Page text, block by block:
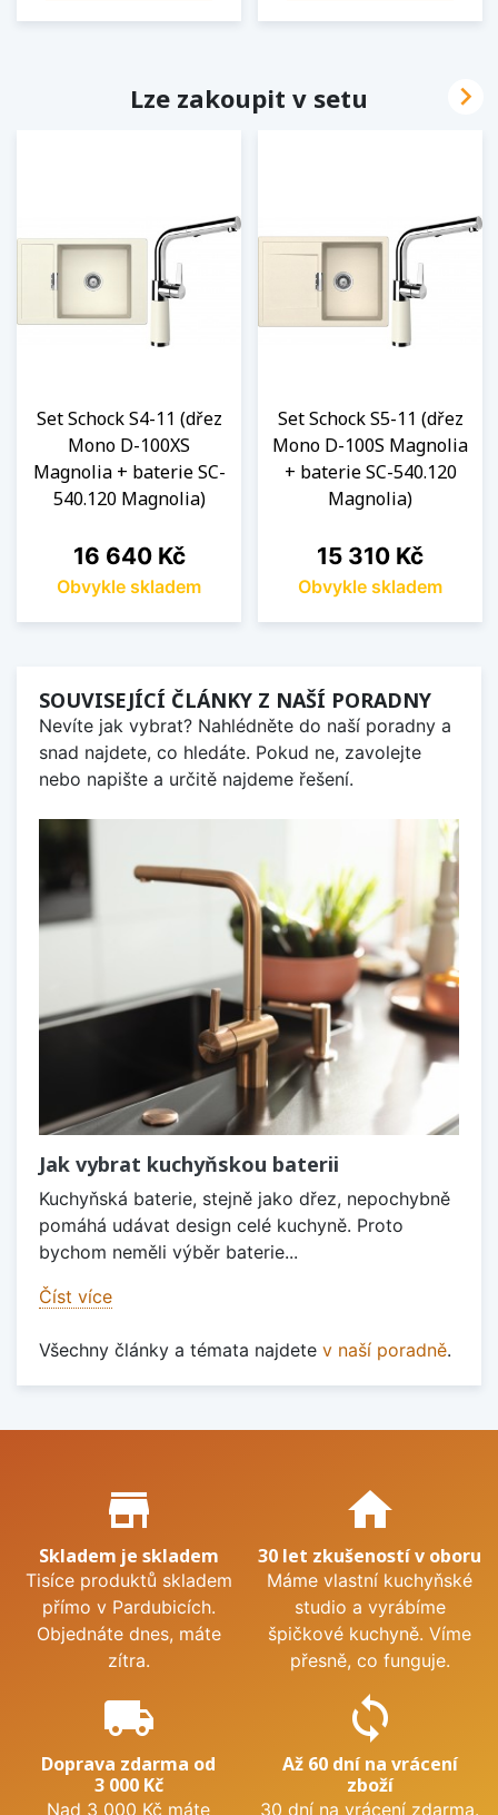
Lze zakoupit v setu
Set Schock S4-11 (dřez
Mono D-100XS
Magnolia + baterie SC-
540.120 Magnolia)
Cena
16 640 Kč
Obvykle skladem
Set Schock S5-11 (dřez
Mono D-100S Magnolia
+ baterie SC-540.120
Magnolia)
Cena
15 310 Kč
Obvykle skladem

SOUVISEJÍCÍ ČLÁNKY Z NAŠÍ PORADNY
Nevíte jak vybrat? Nahlédněte do naší poradny a
snad najdete, co hledáte. Pokud ne, zavolejte
nebo napište a určitě najdeme řešení.
Jak vybrat kuchyňskou baterii
Kuchyňská baterie, stejně jako dřez, nepochybně
pomáhá udávat design celé kuchyně. Proto
bychom neměli výběr baterie...
Číst více
Všechny články a témata najdete v naší poradně.
Proč nakupovat u nás?
store_mall_directory
Skladem je skladem
Tisíce produktů skladem
přímo v Pardubicích.
Objednáte dnes, máte
zítra.
home
30 let zkušeností v oboru
Máme vlastní kuchyňské
studio a vyrábíme
špičkové kuchyně. Víme
přesně, co funguje.
local_shipping
Doprava zdarma od
3 000 Kč
Nad 3 000 Kč máte
sync
Až 60 dní na vrácení
zboží
30 dní na vrácení zdarma.